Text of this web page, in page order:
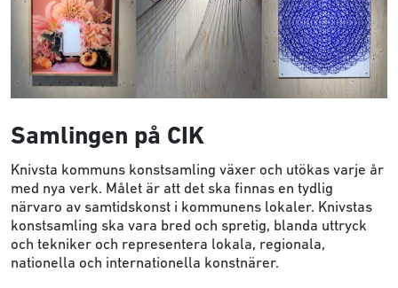
Samlingen på CIK
Knivsta kommuns konstsamling växer och utökas varje år
med nya verk. Målet är att det ska finnas en tydlig
närvaro av samtidskonst i kommunens lokaler. Knivstas
konstsamling ska vara bred och spretig, blanda uttryck
och tekniker och representera lokala, regionala,
nationella och internationella konstnärer.